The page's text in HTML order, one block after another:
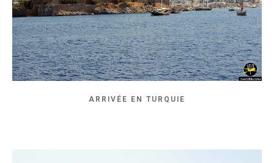
ARRIVÉE EN TURQUIE